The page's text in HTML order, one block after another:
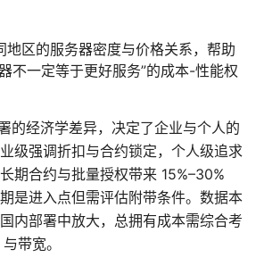
地区的服务器密度与价格关系，帮助
不一定等于更好服务”的成本-性能权
的经济学差异，决定了企业与个人的
级强调折扣与合约锁定，个人级追求
期合约与批量授权带来 15%–30%
是进入点但需评估附带条件。数据本
内部署中放大，总拥有成本需综合考
带宽。